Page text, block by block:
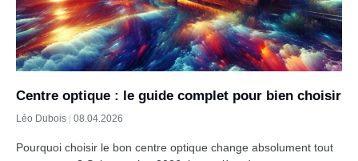
Centre optique : le guide complet pour bien choisir
Léo Dubois 08.04.2026
Pourquoi choisir le bon centre optique change absolument tout